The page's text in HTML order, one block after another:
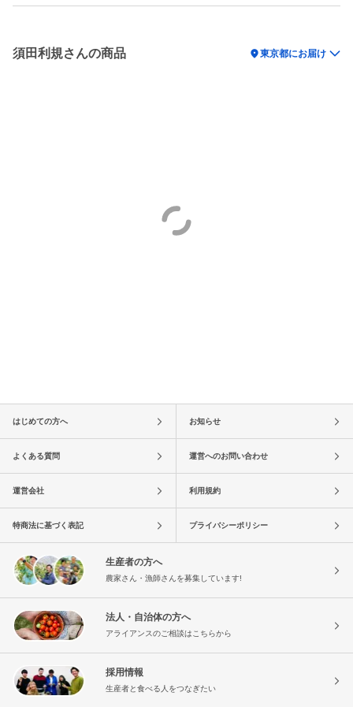
須田利規さんの商品 location_on東京都にお届け
はじめての方へ お知らせ
よくある質問 運営へのお問い合わせ
運営会社 利用規約
特商法に基づく表記 プライバシーポリシー
生産者の方へ
農家さん・漁師さんを募集しています!
法人・自治体の方へ
アライアンスのご相談はこちらから
採用情報
生産者と食べる人をつなぎたい